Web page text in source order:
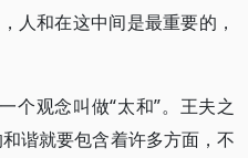
人和在这中间是最重要的，
个观念叫做“太和”。王夫之
谐就要包含着许多方面，不